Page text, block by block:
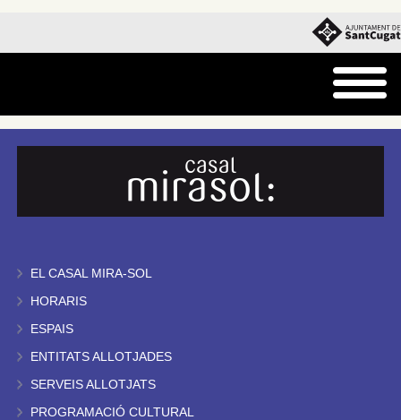
EL CASAL MIRA-SOL
HORARIS
ESPAIS
ENTITATS ALLOTJADES
SERVEIS ALLOTJATS
PROGRAMACIÓ CULTURAL